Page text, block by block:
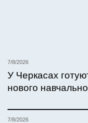
7/8/2026
У Черкасах
нового
7/8/2026